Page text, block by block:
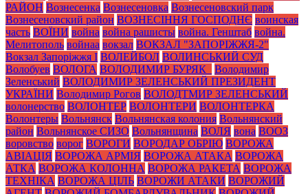
РАЙОН Вознесенка Вознесеновка Вознесеновский парк
Вознесеновский район ВОЗНЕСІННЯ ГОСПОДНЄ воинская
часть ВОЇНИ война война рашисты война. Генштаб война.
Мелитополь войнаа вокзал ВОКЗАЛ "ЗАПОРІЖЖЯ-2"
Вокзал Запоріжжя І ВОЛЕЙБОЛ ВОЛИНСЬКИЙ СУД
Волобуев ВОЛОГА ВОЛОДИМИР БУРЯК_
Володимир
Зеленський ВОЛОДИМИР ЗЕЛЕНСЬКИЙ ПРЕЗИДЕНТ
УКРАЇНИ Володимир Рогов ВОЛОДТМИР ЗЕЛЕНСЬКИЙ
волонерство ВОЛОНТЕР ВОЛОНТЕРИ ВОЛОНТЕРКА
Волонтеры Вольнянск Вольнянская колония Вольнянский
район Вольнянское СИЗО Вольнянщина ВОЛЯ вона ВООЗ
воровство ворог ВОРОГИ ВОРОДАР ОБРІЮ ВОРОЖА
АВІАЦІЯ ВОРОЖА АРМІЯ ВОРОЖА АТАКА ВОРОЖА
АТКА ВОРОЖА КОЛОННА ВОРОЖА РАКЕТА ВОРОЖА
ТЕХНІКА ВОРОЖА ЦІЛЬ ВОРОЖИ АТАКИ ВОРОЖИЙ